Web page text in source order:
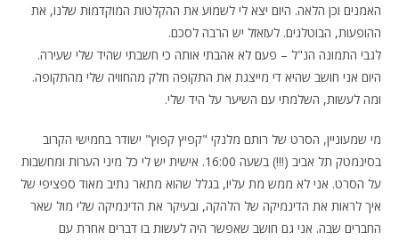
האמנים וכן הלאה. היום יצא לי לשמוע את ההקלטות המוקדמות שלנו, את
ההופעות, הבוטלגים. לעזאזל יש הרבה לסכם.
לגבי התמונה הנ"ל – פעם לא אהבתי אותה כי חשבתי שהיד שלי שעירה.
היום אני חושב שהיא די מייצגת את התקופה חלק מהחוויה שלי מהתקופה.
ומה לעשות, השלמתי עם השיער על היד שלי.
מי שמעוניין, הסרט של רותם מלנקי "קפיץ קפוץ" ישודר בחמישי הקרוב
בסינמטק תל אביב (!!!) בשעה 16:00. אישית יש לי כל מיני הערות ומחשבות
על הסרט. אני לא ממש מת עליו, בגלל שהוא מתאר נתיב מאוד ספציפי של
איך לראות את הדינמיקה של הלהקה, ובעיקר את הדינמיקה שלי מול שאר
החברים שבה. אני גם חושב שאפשר היה לעשות בו דברים אחרת עם